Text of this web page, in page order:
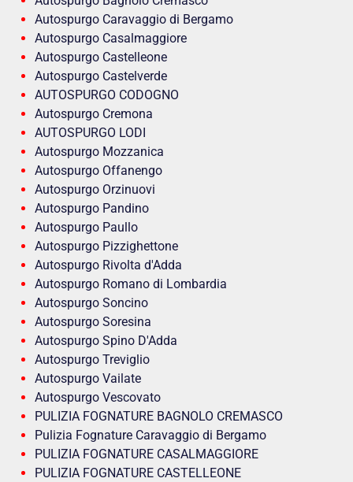
Autospurgo Caravaggio di Bergamo
Autospurgo Casalmaggiore
Autospurgo Castelleone
Autospurgo Castelverde
AUTOSPURGO CODOGNO
Autospurgo Cremona
AUTOSPURGO LODI
Autospurgo Mozzanica
Autospurgo Offanengo
Autospurgo Orzinuovi
Autospurgo Pandino
Autospurgo Paullo
Autospurgo Pizzighettone
Autospurgo Rivolta d'Adda
Autospurgo Romano di Lombardia
Autospurgo Soncino
Autospurgo Soresina
Autospurgo Spino D'Adda
Autospurgo Treviglio
Autospurgo Vailate
Autospurgo Vescovato
PULIZIA FOGNATURE BAGNOLO CREMASCO
Pulizia Fognature Caravaggio di Bergamo
PULIZIA FOGNATURE CASALMAGGIORE
PULIZIA FOGNATURE CASTELLEONE